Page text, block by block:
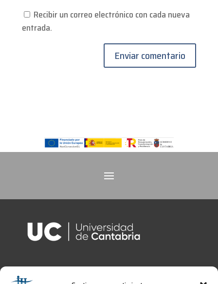
Recibir un correo electrónico con cada nueva
entrada.